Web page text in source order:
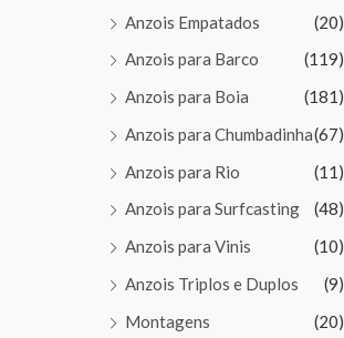
Anzois Empatados
(20)
Anzois para Barco
(119)
Anzois para Boia
(181)
Anzois para Chumbadinha(67)
Anzois para Rio
(11)
Anzois para Surfcasting
(48)
Anzois para Vinis
(10)
Anzois Triplos e Duplos
(9)
Montagens
(20)